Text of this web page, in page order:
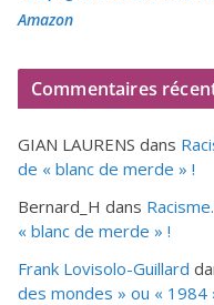
Amazon
Commentaires
GIAN LAURENS dans
de « blanc de merde » !
Bernard_H dans
« blanc de merde » !
Frank Lovisolo-Guillard
des mondes » ou « 1984